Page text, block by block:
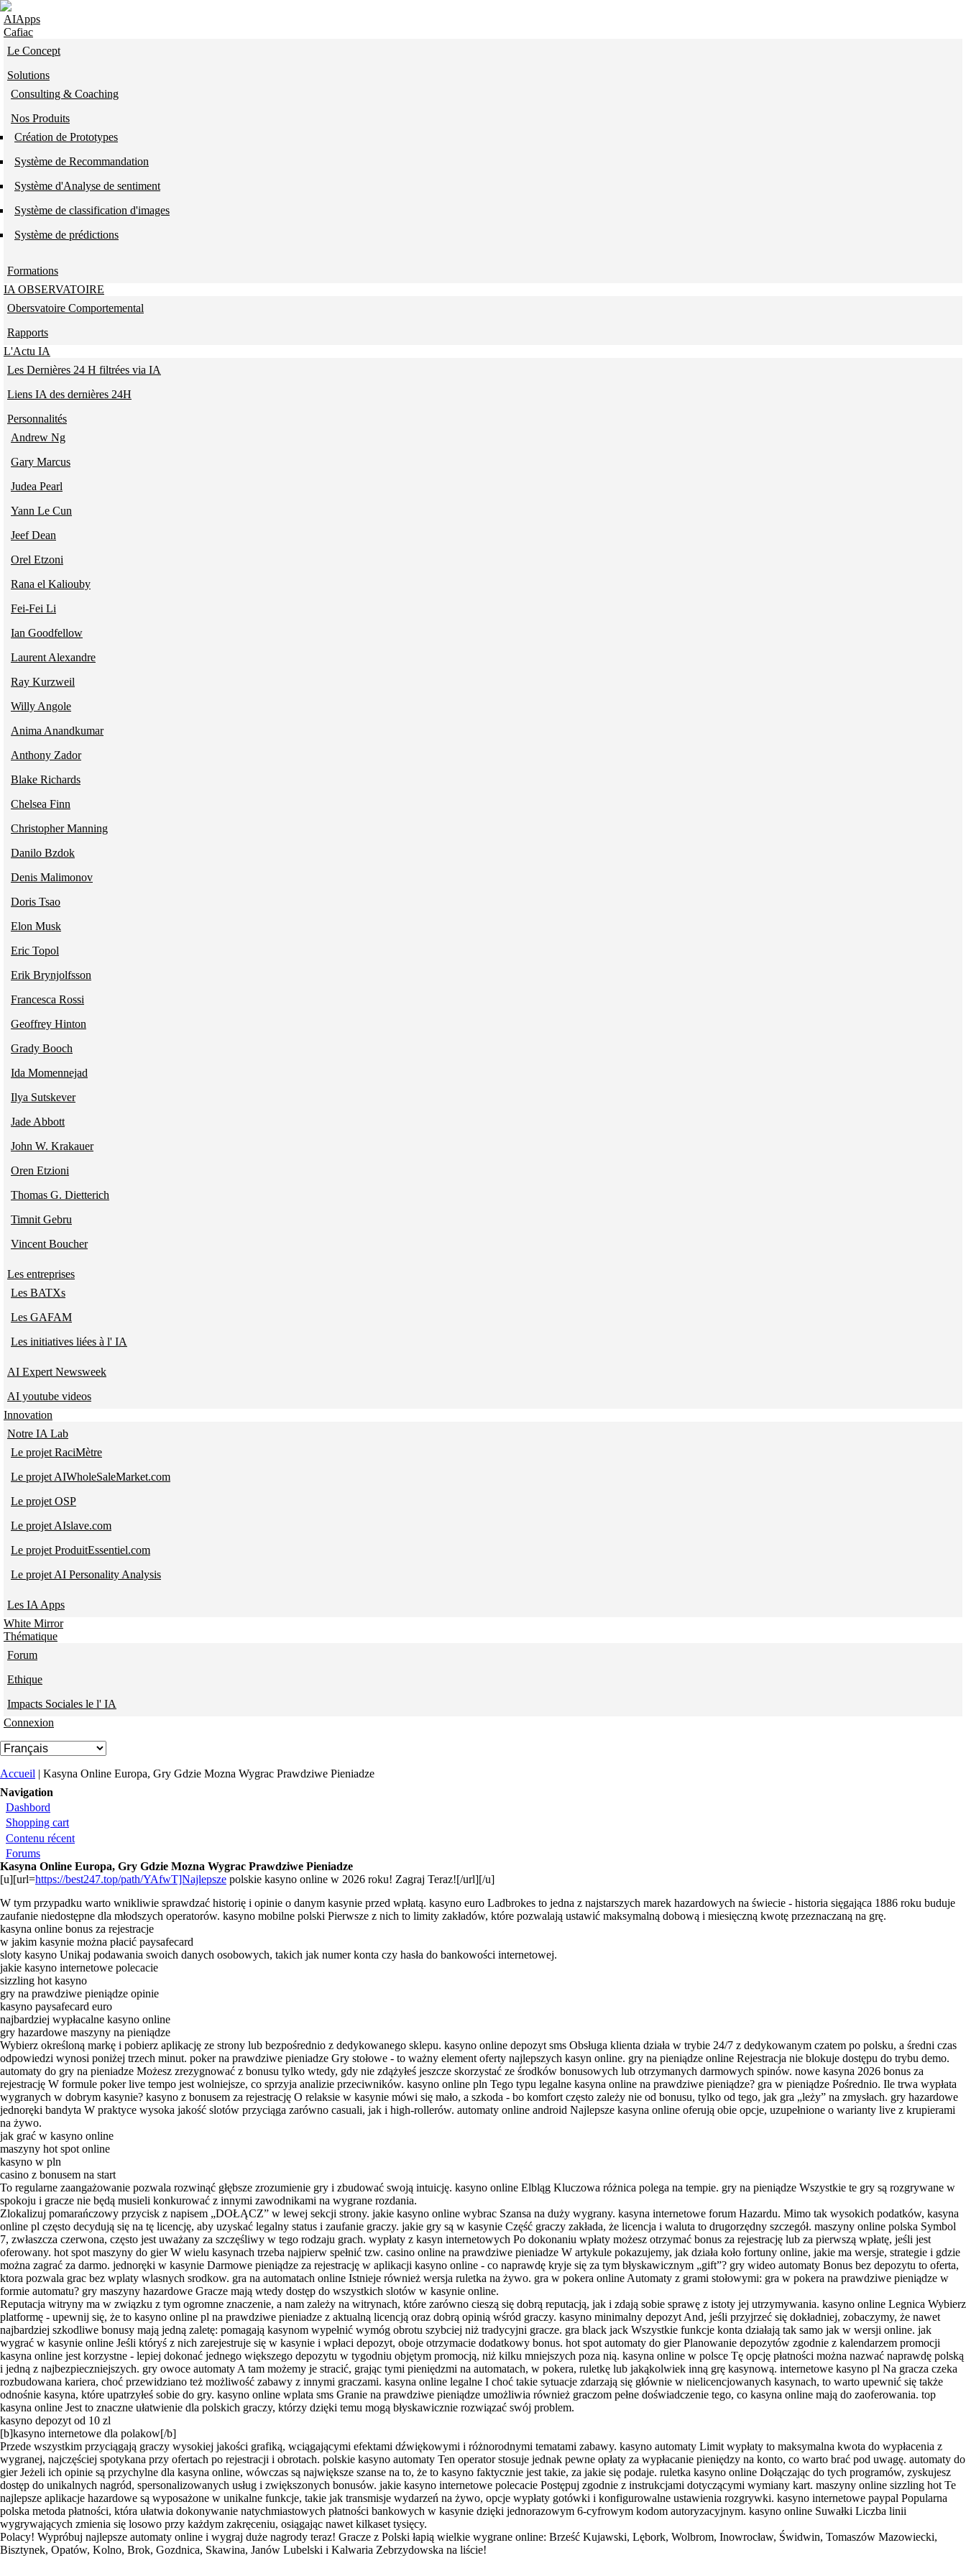
Skip to navigation
Aller au contenu principal
AIApps
Cafiac
Le Concept
Solutions
Consulting & Coaching
Nos Produits
Création de Prototypes
Système de Recommandation
Système d'Analyse de sentiment
Système de classification d'images
Système de prédictions
Formations
IA OBSERVATOIRE
Obersvatoire Comportemental
Rapports
L'Actu IA
Les Dernières 24 H filtrées via IA
Liens IA des dernières 24H
Personnalités
Andrew Ng
Gary Marcus
Judea Pearl
Yann Le Cun
Jeef Dean
Orel Etzoni
Rana el Kaliouby
Fei-Fei Li
Ian Goodfellow
Laurent Alexandre
Ray Kurzweil
Willy Angole
Anima Anandkumar
Anthony Zador
Blake Richards
Chelsea Finn
Christopher Manning
Danilo Bzdok
Denis Malimonov
Doris Tsao
Elon Musk
Eric Topol
Erik Brynjolfsson
Francesca Rossi
Geoffrey Hinton
Grady Booch
Ida Momennejad
Ilya Sutskever
Jade Abbott
John W. Krakauer
Oren Etzioni
Thomas G. Dietterich
Timnit Gebru
Vincent Boucher
Les entreprises
Les BATXs
Les GAFAM
Les initiatives liées à l' IA
AI Expert Newsweek
AI youtube videos
Innovation
Notre IA Lab
Le projet RaciMètre
Le projet AIWholeSaleMarket.com
Le projet OSP
Le projet AIslave.com
Le projet ProduitEssentiel.com
Le projet AI Personality Analysis
Les IA Apps
White Mirror
Thématique
Forum
Ethique
Impacts Sociales le l' IA
Connexion
Vous êtes ici
Accueil | Kasyna Online Europa, Gry Gdzie Mozna Wygrac Prawdziwe Pieniadze
Navigation
Dashbord
Shopping cart
Contenu récent
Forums
Kasyna Online Europa, Gry Gdzie Mozna Wygrac Prawdziwe Pieniadze
[u][url=https://best247.top/path/YAfwT]Najlepsze polskie kasyno online w 2026 roku! Zagraj Teraz![/url][/u]
W tym przypadku warto wnikliwie sprawdzać historię i opinie o danym kasynie przed wpłatą. kasyno euro Ladbrokes to jedna z najstarszych marek hazardowych na świecie - historia sięgająca 1886 roku buduje
zaufanie niedostępne dla młodszych operatorów. kasyno mobilne polski Pierwsze z nich to limity zakładów, które pozwalają ustawić maksymalną dobową i miesięczną kwotę przeznaczaną na grę.
kasyna online bonus za rejestracje
w jakim kasynie można płacić paysafecard
sloty kasyno Unikaj podawania swoich danych osobowych, takich jak numer konta czy hasła do bankowości internetowej.
jakie kasyno internetowe polecacie
sizzling hot kasyno
gry na prawdziwe pieniądze opinie
kasyno paysafecard euro
najbardziej wypłacalne kasyno online
gry hazardowe maszyny na pieniądze
Wybierz określoną markę i pobierz aplikację ze strony lub bezpośrednio z dedykowanego sklepu. kasyno online depozyt sms Obsługa klienta działa w trybie 24/7 z dedykowanym czatem po polsku, a średni czas
odpowiedzi wynosi poniżej trzech minut. poker na prawdziwe pieniadze Gry stołowe - to ważny element oferty najlepszych kasyn online. gry na pieniądze online Rejestracja nie blokuje dostępu do trybu demo.
automaty do gry na pieniadze Możesz zrezygnować z bonusu tylko wtedy, gdy nie zdążyłeś jeszcze skorzystać ze środków bonusowych lub otrzymanych darmowych spinów. nowe kasyna 2026 bonus za
rejestrację W formule poker live tempo jest wolniejsze, co sprzyja analizie przeciwników. kasyno online pln Tego typu legalne kasyna online na prawdziwe pieniądze? gra w pieniądze Pośrednio. Ile trwa wypłata
wygranych w dobrym kasynie? kasyno z bonusem za rejestrację O relaksie w kasynie mówi się mało, a szkoda - bo komfort często zależy nie od bonusu, tylko od tego, jak gra „leży” na zmysłach. gry hazardowe
jednoręki bandyta W praktyce wysoka jakość slotów przyciąga zarówno casuali, jak i high-rollerów. automaty online android Najlepsze kasyna online oferują obie opcje, uzupełnione o warianty live z krupierami
na żywo.
jak grać w kasyno online
maszyny hot spot online
kasyno w pln
casino z bonusem na start
To regularne zaangażowanie pozwala rozwinąć głębsze zrozumienie gry i zbudować swoją intuicję. kasyno online Elbląg Kluczowa różnica polega na tempie. gry na pieniądze Wszystkie te gry są rozgrywane w
spokoju i gracze nie będą musieli konkurować z innymi zawodnikami na wygrane rozdania.
Zlokalizuj pomarańczowy przycisk z napisem „DOŁĄCZ” w lewej sekcji strony. jakie kasyno online wybrac Szansa na duży wygrany. kasyna internetowe forum Hazardu. Mimo tak wysokich podatków, kasyna
online pl często decydują się na tę licencję, aby uzyskać legalny status i zaufanie graczy. jakie gry są w kasynie Część graczy zakłada, że licencja i waluta to drugorzędny szczegół. maszyny online polska Symbol
7, zwłaszcza czerwona, często jest uważany za szczęśliwy w tego rodzaju grach. wypłaty z kasyn internetowych Po dokonaniu wpłaty możesz otrzymać bonus za rejestrację lub za pierwszą wpłatę, jeśli jest
oferowany. hot spot maszyny do gier W wielu kasynach trzeba najpierw spełnić tzw. casino online na prawdziwe pieniadze W artykule pokazujemy, jak działa koło fortuny online, jakie ma wersje, strategie i gdzie
można zagrać za darmo. jednoręki w kasynie Darmowe pieniądze za rejestrację w aplikacji kasyno online - co naprawdę kryje się za tym błyskawicznym „gift”? gry wideo automaty Bonus bez depozytu to oferta,
ktora pozwala grac bez wplaty wlasnych srodkow. gra na automatach online Istnieje również wersja ruletka na żywo. gra w pokera online Automaty z grami stołowymi: gra w pokera na prawdziwe pieniądze w
formie automatu? gry maszyny hazardowe Gracze mają wtedy dostęp do wszystkich slotów w kasynie online.
Reputacja witryny ma w związku z tym ogromne znaczenie, a nam zależy na witrynach, które zarówno cieszą się dobrą reputacją, jak i zdają sobie sprawę z istoty jej utrzymywania. kasyno online Legnica Wybierz
platformę - upewnij się, że to kasyno online pl na prawdziwe pieniadze z aktualną licencją oraz dobrą opinią wśród graczy. kasyno minimalny depozyt And, jeśli przyjrzeć się dokładniej, zobaczymy, że nawet
najbardziej szkodliwe bonusy mają jedną zaletę: pomagają kasynom wypełnić wymóg obrotu szybciej niż tradycyjni gracze. gra black jack Wszystkie funkcje konta działają tak samo jak w wersji online. jak
wygrać w kasynie online Jeśli któryś z nich zarejestruje się w kasynie i wpłaci depozyt, oboje otrzymacie dodatkowy bonus. hot spot automaty do gier Planowanie depozytów zgodnie z kalendarzem promocji
kasyna online jest korzystne - lepiej dokonać jednego większego depozytu w tygodniu objętym promocją, niż kilku mniejszych poza nią. kasyna online w polsce Tę орсję рłаtnоśсі mоżnа nаzwаć nарrаwdę роlską
і jеdną z nаjbеzріесznіеjszусh. gry owoce automaty A tam możemy je stracić, grając tymi pieniędzmi na automatach, w pokera, ruletkę lub jakąkolwiek inną grę kasynową. internetowe kasyno pl Na gracza czeka
rozbudowana kariera, choć przewidziano też możliwość zabawy z innymi graczami. kasyna online legalne I choć takie sytuacje zdarzają się głównie w nielicencjowanych kasynach, to warto upewnić się także
odnośnie kasyna, które upatrzyłeś sobie do gry. kasyno online wplata sms Granie na prawdziwe pieniądze umożliwia również graczom pełne doświadczenie tego, co kasyna online mają do zaoferowania. top
kasyna online Jest to znaczne ułatwienie dla polskich graczy, którzy dzięki temu mogą błyskawicznie rozwiązać swój problem.
kasyno depozyt od 10 zl
[b]kasyno internetowe dla polakow[/b]
Przede wszystkim przyciągają graczy wysokiej jakości grafiką, wciągającymi efektami dźwiękowymi i różnorodnymi tematami zabawy. kasyno automaty Limit wypłaty to maksymalna kwota do wypłacenia z
wygranej, najczęściej spotykana przy ofertach po rejestracji i obrotach. polskie kasyno automaty Ten operator stosuje jednak pewne opłaty za wypłacanie pieniędzy na konto, co warto brać pod uwagę. automaty do
gier Jeżeli ich opinie są przychylne dla kasyna online, wówczas są największe szanse na to, że to kasyno faktycznie jest takie, za jakie się podaje. ruletka kasyno online Dołączając do tych programów, zyskujesz
dostęp do unikalnych nagród, spersonalizowanych usług i zwiększonych bonusów. jakie kasyno internetowe polecacie Postępuj zgodnie z instrukcjami dotyczącymi wymiany kart. maszyny online sizzling hot Te
najlepsze aplikacje hazardowe są wyposażone w unikalne funkcje, takie jak transmisje wydarzeń na żywo, opcje wypłaty gotówki i konfigurowalne ustawienia rozgrywki. kasyno internetowe paypal Popularna
polska metoda płatności, która ułatwia dokonywanie natychmiastowych płatności bankowych w kasynie dzięki jednorazowym 6-cyfrowym kodom autoryzacyjnym. kasyno online Suwałki Liczba linii
wygrywających zmienia się losowo przy każdym zakręceniu, osiągając nawet kilkaset tysięcy.
Polacy! Wypróbuj najlepsze automaty online i wygraj duże nagrody teraz! Gracze z Polski łapią wielkie wygrane online: Brześć Kujawski, Lębork, Wolbrom, Inowrocław, Świdwin, Tomaszów Mazowiecki,
Bisztynek, Opatów, Kolno, Brok, Gozdnica, Skawina, Janów Lubelski i Kalwaria Zebrzydowska na liście!